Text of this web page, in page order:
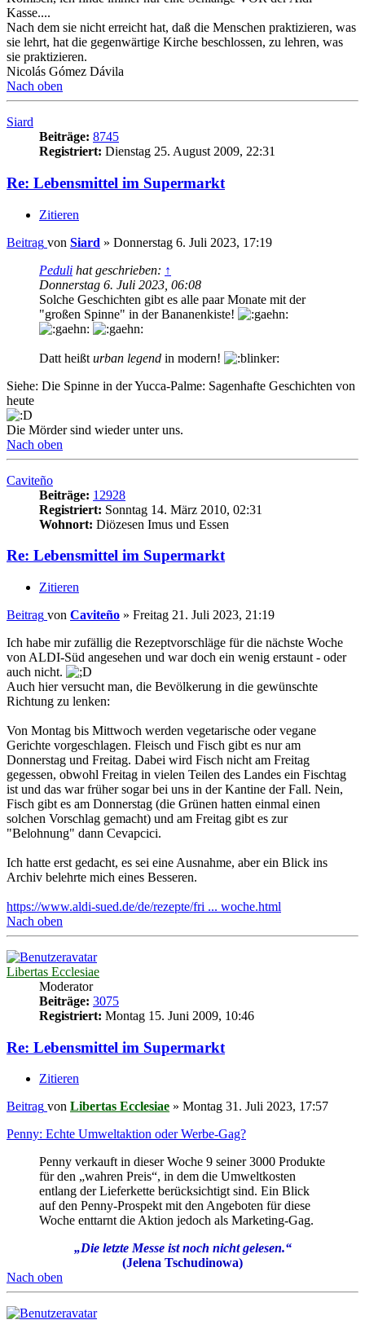
Kasse....
Nach dem sie nicht erreicht hat, daß die Menschen praktizieren, was
sie lehrt, hat die gegenwärtige Kirche beschlossen, zu lehren, was
sie praktizieren.
Nicolás Gómez Dávila
Nach oben
Siard
Beiträge: 8745
Registriert: Dienstag 25. August 2009, 22:31
Re: Lebensmittel im Supermarkt
Zitieren
Beitrag von Siard » Donnerstag 6. Juli 2023, 17:19
Peduli hat geschrieben: ↑
Donnerstag 6. Juli 2023, 06:08
Solche Geschichten gibt es alle paar Monate mit der
"großen Spinne" in der Bananenkiste!
Datt heißt urban legend in modern!
Siehe: Die Spinne in der Yucca-Palme: Sagenhafte Geschichten von
heute
Die Mörder sind wieder unter uns.
Nach oben
Caviteño
Beiträge: 12928
Registriert: Sonntag 14. März 2010, 02:31
Wohnort: Diözesen Imus und Essen
Re: Lebensmittel im Supermarkt
Zitieren
Beitrag von Caviteño » Freitag 21. Juli 2023, 21:19
Ich habe mir zufällig die Rezeptvorschläge für die nächste Woche
von ALDI-Süd angesehen und war doch ein wenig erstaunt - oder
auch nicht.
Auch hier versucht man, die Bevölkerung in die gewünschte
Richtung zu lenken:
Von Montag bis Mittwoch werden vegetarische oder vegane
Gerichte vorgeschlagen. Fleisch und Fisch gibt es nur am
Donnerstag und Freitag. Dabei wird Fisch nicht am Freitag
gegessen, obwohl Freitag in vielen Teilen des Landes ein Fischtag
ist und das war früher sogar bei uns in der Kantine der Fall. Nein,
Fisch gibt es am Donnerstag (die Grünen hatten einmal einen
solchen Vorschlag gemacht) und am Freitag gibt es zur
"Belohnung" dann Cevapcici.
Ich hatte erst gedacht, es sei eine Ausnahme, aber ein Blick ins
Archiv belehrte mich eines Besseren.
https://www.aldi-sued.de/de/rezepte/fri ... woche.html
Nach oben
Libertas Ecclesiae
Moderator
Beiträge: 3075
Registriert: Montag 15. Juni 2009, 10:46
Re: Lebensmittel im Supermarkt
Zitieren
Beitrag von Libertas Ecclesiae » Montag 31. Juli 2023, 17:57
Penny: Echte Umweltaktion oder Werbe-Gag?
Penny verkauft in dieser Woche 9 seiner 3000 Produkte
für den „wahren Preis“, in dem die Umweltkosten
entlang der Lieferkette berücksichtigt sind. Ein Blick
auf den Penny-Prospekt mit den Angeboten für diese
Woche enttarnt die Aktion jedoch als Marketing-Gag.
„Die letzte Messe ist noch nicht gelesen.“
(Jelena Tschudinowa)
Nach oben